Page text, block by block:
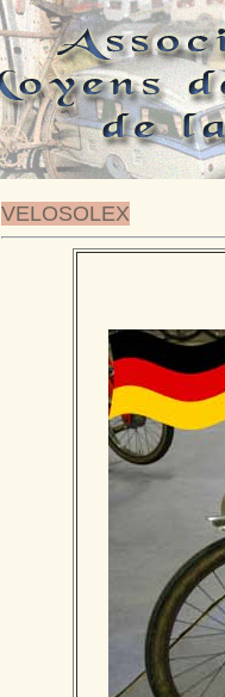
VELOSOLEX